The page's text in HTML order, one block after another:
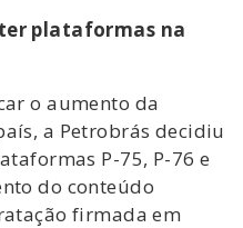
plataformas na
o aumento da
a Petrobrás decidiu
P-75, P-76 e
do conteúdo
firmada em